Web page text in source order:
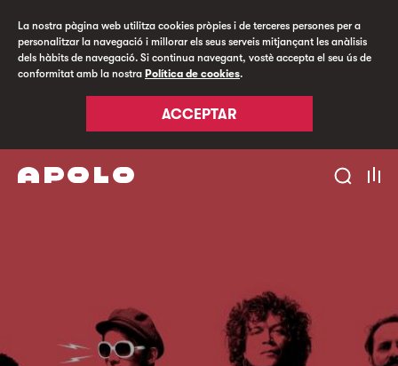
La nostra pàgina web utilitza cookies pròpies i de terceres persones per a
personalitzar la navegació i millorar els seus serveis mitjançant les anàlisis
dels hàbits de navegació. Si continua navegant, vostè accepta el seu ús de
conformitat amb la nostra Política de cookies.
ACCEPTAR